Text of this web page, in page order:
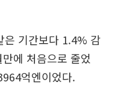
은 기간보다 1.4% 감
에 처음으로 줄었
억엔이었다.